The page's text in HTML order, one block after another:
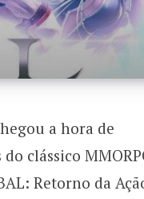
a hora de
clássico
Retorno da